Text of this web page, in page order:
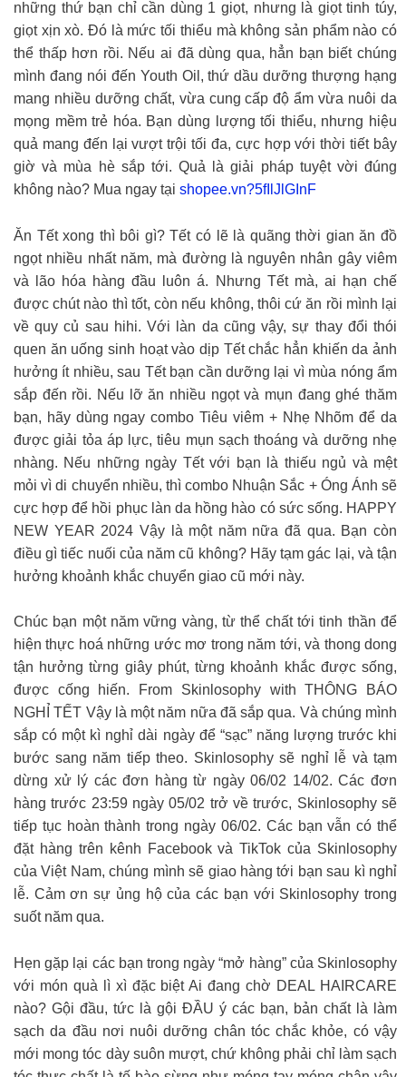
những thứ bạn chỉ cần dùng 1 giọt, nhưng là giọt tinh túy,
giọt xịn xò. Đó là mức tối thiểu mà không sản phẩm nào có
thể thấp hơn rồi. Nếu ai đã dùng qua, hẳn bạn biết chúng
mình đang nói đến Youth Oil, thứ dầu dưỡng thượng hạng
mang nhiều dưỡng chất, vừa cung cấp độ ẩm vừa nuôi da
mọng mềm trẻ hóa. Bạn dùng lượng tối thiểu, nhưng hiệu
quả mang đến lại vượt trội tối đa, cực hợp với thời tiết bây
giờ và mùa hè sắp tới. Quả là giải pháp tuyệt vời đúng
không nào? Mua ngay tại shopee.vn?5fIlJlGInF
Ăn Tết xong thì bôi gì? Tết có lẽ là quãng thời gian ăn đồ
ngọt nhiều nhất năm, mà đường là nguyên nhân gây viêm
và lão hóa hàng đầu luôn á. Nhưng Tết mà, ai hạn chế
được chút nào thì tốt, còn nếu không, thôi cứ ăn rồi mình lại
về quy củ sau hihi. Với làn da cũng vậy, sự thay đổi thói
quen ăn uống sinh hoạt vào dịp Tết chắc hẳn khiến da ảnh
hưởng ít nhiều, sau Tết bạn cần dưỡng lại vì mùa nóng ẩm
sắp đến rồi. Nếu lỡ ăn nhiều ngọt và mụn đang ghé thăm
bạn, hãy dùng ngay combo Tiêu viêm + Nhẹ Nhõm để da
được giải tỏa áp lực, tiêu mụn sạch thoáng và dưỡng nhẹ
nhàng. Nếu những ngày Tết với bạn là thiếu ngủ và mệt
mỏi vì di chuyển nhiều, thì combo Nhuận Sắc + Óng Ánh sẽ
cực hợp để hồi phục làn da hồng hào có sức sống. HAPPY
NEW YEAR 2024 Vậy là một năm nữa đã qua. Bạn còn
điều gì tiếc nuối của năm cũ không? Hãy tạm gác lại, và tận
hưởng khoảnh khắc chuyển giao cũ mới này.
Chúc bạn một năm vững vàng, từ thể chất tới tinh thần để
hiện thực hoá những ước mơ trong năm tới, và thong dong
tận hưởng từng giây phút, từng khoảnh khắc được sống,
được cống hiến. From Skinlosophy with THÔNG BÁO
NGHỈ TẾT Vậy là một năm nữa đã sắp qua. Và chúng mình
sắp có một kì nghỉ dài ngày để “sạc” năng lượng trước khi
bước sang năm tiếp theo. Skinlosophy sẽ nghỉ lễ và tạm
dừng xử lý các đơn hàng từ ngày 06/02 14/02. Các đơn
hàng trước 23:59 ngày 05/02 trở về trước, Skinlosophy sẽ
tiếp tục hoàn thành trong ngày 06/02. Các bạn vẫn có thể
đặt hàng trên kênh Facebook và TikTok của Skinlosophy
của Việt Nam, chúng mình sẽ giao hàng tới bạn sau kì nghỉ
lễ. Cảm ơn sự ủng hộ của các bạn với Skinlosophy trong
suốt năm qua.
Hẹn gặp lại các bạn trong ngày “mở hàng” của Skinlosophy
với món quà lì xì đặc biệt Ai đang chờ DEAL HAIRCARE
nào? Gội đầu, tức là gội ĐẦU ý các bạn, bản chất là làm
sạch da đầu nơi nuôi dưỡng chân tóc chắc khỏe, có vậy
mới mong tóc dày suôn mượt, chứ không phải chỉ làm sạch